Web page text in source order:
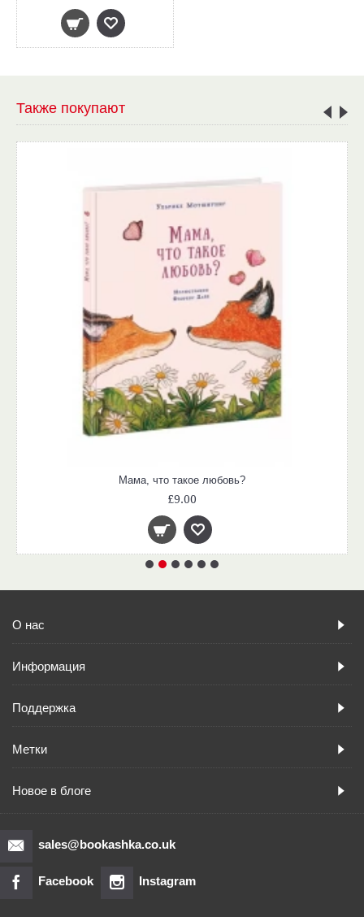
Также покупают
Мама, что такое любовь?
£9.00
О нас
Информация
Поддержка
Метки
Новое в блоге
sales@bookashka.co.uk
Facebook Instagram